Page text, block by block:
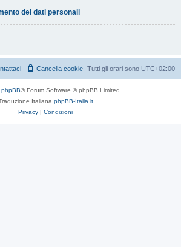
dei dati personali
Tutti gli orari sono UTC+02:00
Cancella cookie
phpBB® Forum Software © phpBB Limited
Italiana phpBB-Italia.it
Privacy | Condizioni